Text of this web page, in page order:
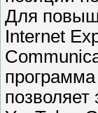
Для
Internet
позволяет